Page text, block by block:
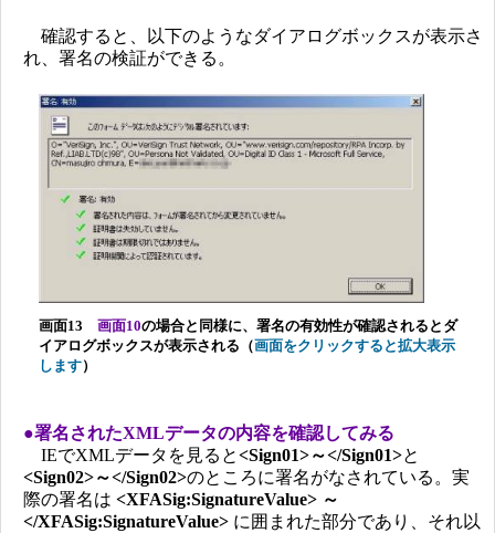
確認すると、以下のようなダイアログボックスが表示さ
れ、署名の検証ができる。
画面13 画面10の場合と同様に、署名の有効性が確認されるとダ
イアログボックスが表示される（画面をクリックすると拡大表示
します）
●署名されたXMLデータの内容を確認してみる
IEでXMLデータを見ると<Sign01>～</Sign01>と
<Sign02>～</Sign02>のところに署名がなされている。実
際の署名は <XFASig:SignatureValue> ～
</XFASig:SignatureValue> に囲まれた部分であり、それ以